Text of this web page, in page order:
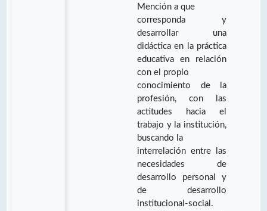
Mención a que
corresponda y
desarrollar una
didáctica en la práctica
educativa en relación
con el propio
conocimiento de la
profesión, con las
actitudes hacia el
trabajo y la institución,
buscando la
interrelación entre las
necesidades de
desarrollo personal y
de desarrollo
institucional-social.